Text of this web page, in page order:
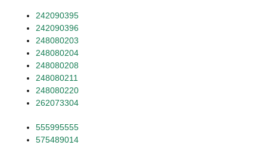
242090395
242090396
248080203
248080204
248080208
248080211
248080220
262073304
555995555
575489014